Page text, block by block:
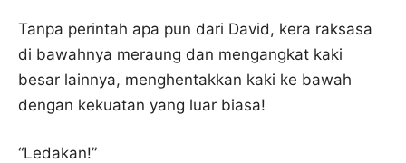
Tanpa perintah apa pun dari David, kera raksasa
di bawahnya meraung dan mengangkat kaki
besar lainnya, menghentakkan kaki ke bawah
dengan kekuatan yang luar biasa!
“Ledakan!”